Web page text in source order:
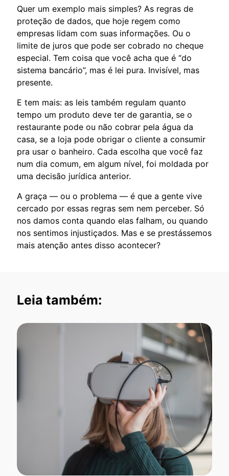
Quer um exemplo mais simples? As regras de
proteção de dados, que hoje regem como
empresas lidam com suas informações. Ou o
limite de juros que pode ser cobrado no cheque
especial. Tem coisa que você acha que é “do
sistema bancário”, mas é lei pura. Invisível, mas
presente.
E tem mais: as leis também regulam quanto
tempo um produto deve ter de garantia, se o
restaurante pode ou não cobrar pela água da
casa, se a loja pode obrigar o cliente a consumir
pra usar o banheiro. Cada escolha que você faz
num dia comum, em algum nível, foi moldada por
uma decisão jurídica anterior.
A graça — ou o problema — é que a gente vive
cercado por essas regras sem nem perceber. Só
nos damos conta quando elas falham, ou quando
nos sentimos injustiçados. Mas e se prestássemos
mais atenção antes disso acontecer?
Leia também: